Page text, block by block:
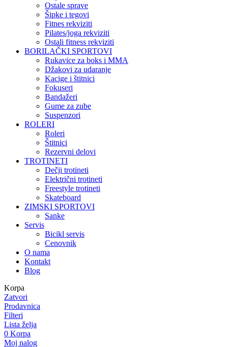
Ostale sprave
Šipke i tegovi
Fitnes rekviziti
Pilates/joga rekviziti
Ostali fitness rekviziti
BORILAČKI SPORTOVI
Rukavice za boks i MMA
Džakovi za udaranje
Kacige i štitnici
Fokuseri
Bandažeri
Gume za zube
Suspenzori
ROLERI
Roleri
Štitnici
Rezervni delovi
TROTINETI
Dečji trotineti
Električni trotineti
Freestyle trotineti
Skateboard
ZIMSKI SPORTOVI
Sanke
Servis
Bicikl servis
Cenovnik
O nama
Kontakt
Blog
Korpa
Zatvori
Prodavnica
Filteri
Lista želja
0 Korpa
Moj nalog